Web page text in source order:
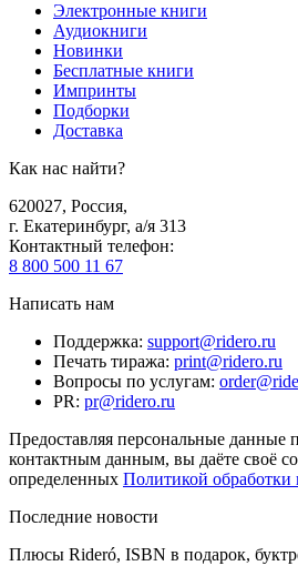
Электронные книги
Аудиокниги
Новинки
Бесплатные книги
Импринты
Подборки
Доставка
Как нас найти?
620027, Россия,
г. Екатеринбург, а/я 313
Контактный телефон:
8 800 500 11 67
Написать нам
Поддержка: support@ridero.ru
Печать тиража: print@ridero.ru
Вопросы по услугам:
PR: pr@ridero.ru
Предоставляя персональные данные
контактным данным, вы даёте своё
определенных Политикой
Последние новости
Плюсы Rideró, ISBN в подарок,